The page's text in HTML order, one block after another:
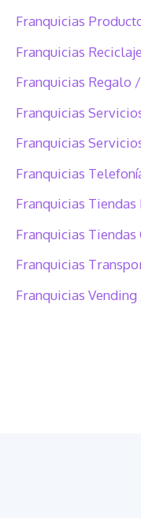
Franquicias
Franquicias
Franquicias Regalo /
Franquicias
Franquicias
Franquicias
Franquicias Tiendas
Franquicias Tiendas
Franquicias
Franquicias